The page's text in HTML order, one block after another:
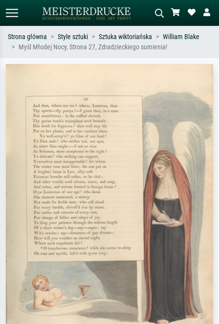
impresjonizm, fala Hokusaia, akt.
stojący akt obok drzewa.
Strona główna Style sztuki Sztuka wiktoriańska
William Blake
Myśl Młodej Nocy, Strona 27, Zdradzieckiego sumienia!